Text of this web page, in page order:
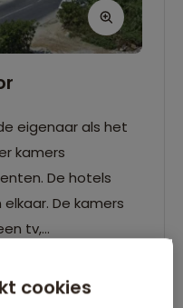
eigenaar als het
kamers
De hotels
De kamers
tv,
cookies